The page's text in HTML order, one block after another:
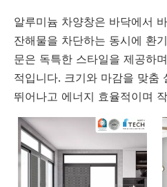
알루미늄 차양창은 바닥에서
잔해물을 차단하는 동시에 환
문은 독특한 스타일을 제공하
적입니다. 크기와 마감을 맞춤
뛰어나고 에너지 효율적이며